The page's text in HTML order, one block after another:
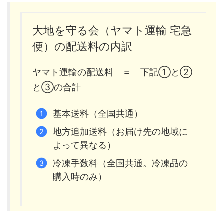
大地を守る会（ヤマト運輸 宅急
便）の配送料の内訳
ヤマト運輸の配送料 ＝ 下記①と②
と③の合計
基本送料（全国共通）
地方追加送料（お届け先の地域に
よって異なる）
冷凍手数料（全国共通。冷凍品の
購入時のみ）